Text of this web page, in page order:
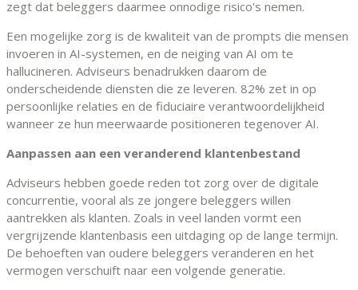
zegt dat beleggers daarmee onnodige risico's nemen.
Een mogelijke zorg is de kwaliteit van de prompts die mensen
invoeren in AI-systemen, en de neiging van AI om te
hallucineren. Adviseurs benadrukken daarom de
onderscheidende diensten die ze leveren. 82% zet in op
persoonlijke relaties en de fiduciaire verantwoordelijkheid
wanneer ze hun meerwaarde positioneren tegenover AI.
Aanpassen aan een veranderend klantenbestand
Adviseurs hebben goede reden tot zorg over de digitale
concurrentie, vooral als ze jongere beleggers willen
aantrekken als klanten. Zoals in veel landen vormt een
vergrijzende klantenbasis een uitdaging op de lange termijn.
De behoeften van oudere beleggers veranderen en het
vermogen verschuift naar een volgende generatie.